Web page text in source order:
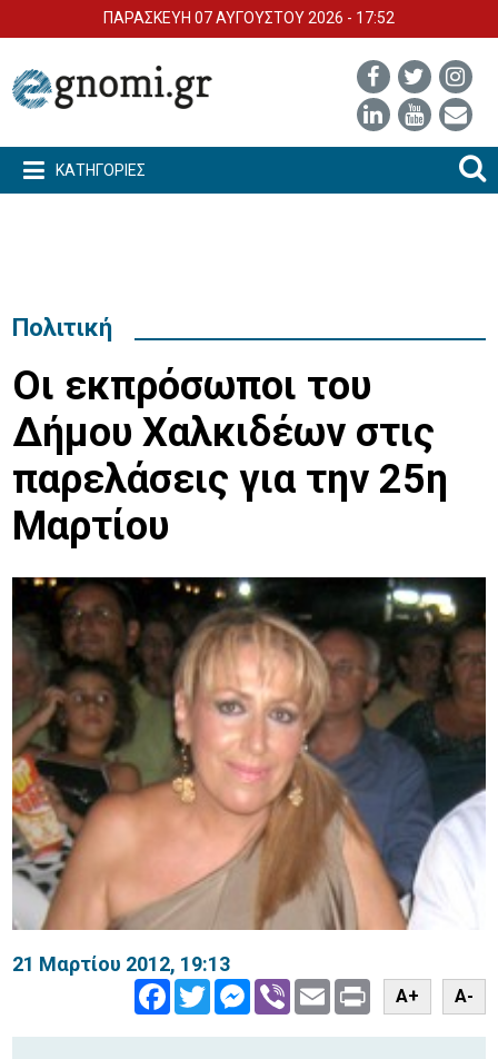
ΠΑΡΑΣΚΕΥΗ 07 ΑΥΓΟΥΣΤΟΥ 2026 - 17:52
ΚΑΤΗΓΟΡΙΕΣ
Πολιτική
Οι εκπρόσωποι του
Δήμου Χαλκιδέων στις
παρελάσεις για την 25η
Μαρτίου
21 Μαρτίου 2012, 19:13
FacebookTwitterMessenger
Viber Email PrintA+ A-